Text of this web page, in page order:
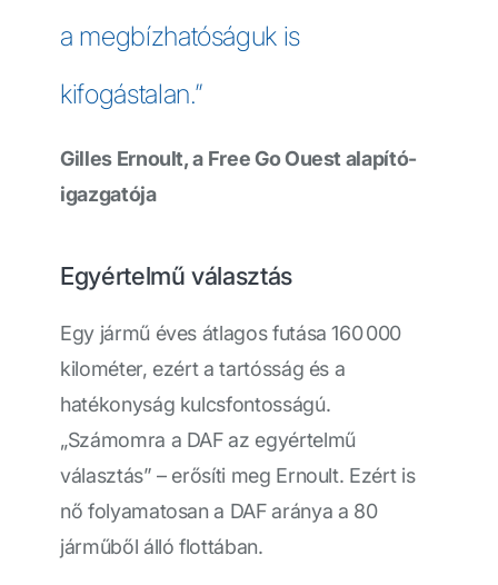
a megbízhatóságuk is
kifogástalan.”
Gilles Ernoult, a Free Go Ouest alapító-
igazgatója
Egyértelmű választás
Egy jármű éves átlagos futása 160 000
kilométer, ezért a tartósság és a
hatékonyság kulcsfontosságú.
„Számomra a DAF az egyértelmű
választás” – erősíti meg Ernoult. Ezért is
nő folyamatosan a DAF aránya a 80
járműből álló flottában.